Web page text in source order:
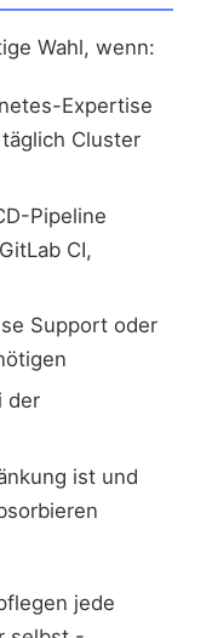
Wahl, wenn:
Expertise
Cluster
Pipeline
CI,
Support oder
der
ist und
jede